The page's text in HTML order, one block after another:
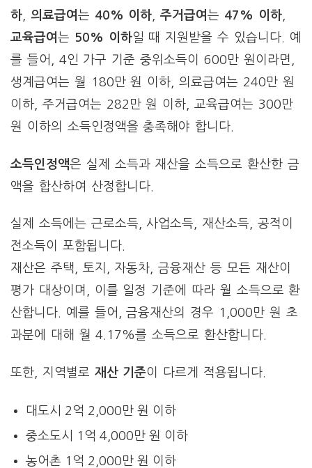
하
의료급여 는 40% 이하 ,주거급여는 47% 이하,
교육급여 는 50% 이하일 때 지원받을 수 있습니다. 예
를 들어, 4인 가구 기준 중위소득이 600만 원이라면,
생계급여는 월 180만 원 이하, 의료급여는 240만 원
이하, 주거급여는 282만 원 이하, 교육급여는 300만
원 이하의 소득인정액을 충족해야 합니다.
소득인정액은 실제 소득과 재산을 소득으로 환산한 금
액을 합산하여 산정합니다.
실제 소득에는 근로소득, 사업소득, 재산소득, 공적이
전소득이 포함됩니다.
재산은 주택, 토지, 자동차, 금융재산 등 모든 재산이
평가 대상이며, 이를 일정 기준에 따라 월 소득으로 환
산합니다. 예를 들어, 금융재산의 경우 1,000만 원 초
과분에 대해 월 4.17%를 소득으로 환산합니다.
또한, 지역별로 재산 기준이 다르게 적용됩니다.
대도시 2억 2,000만 원 이하
중소도시 1억 4,000만 원 이하
농어촌 1억 2,000만 원 이하